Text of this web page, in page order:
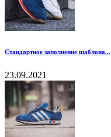
Стандартное заполнение шаблона...
23.09.2021